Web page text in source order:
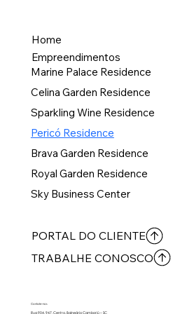
Home
Empreendimentos
Marine Palace Residence
Celina Garden Residence
Sparkling Wine Residence
Pericó Residence
Brava Garden Residence
Royal Garden Residence
Sky Business Center
PORTAL DO CLIENTE
TRABALHE CONOSCO
Contate-nos
Rua 904, 947, Centro, Balneário Camboriú – SC